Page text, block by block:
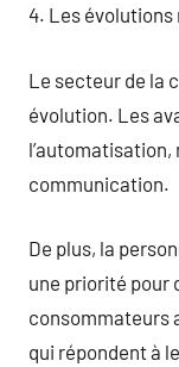
4. Les
Le secteur de la
évolution. Les
communication.
De plus, la
une priorité pour
consommateurs
qui répondent à